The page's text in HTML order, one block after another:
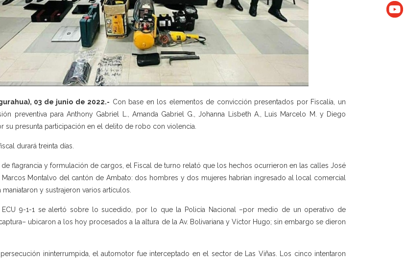
03 de junio de 2022.- Con base en los elementos de convicción presentados por Fiscalía, un
preventiva para Anthony Gabriel L., Amanda Gabriel G., Johanna Lisbeth A., Luis Marcelo M. y Diego
su presunta participación en el delito de robo con violencia.
durará treinta días.
de flagrancia y formulación de cargos, el Fiscal de turno relató que los hechos ocurrieron en las calles José
Marcos Montalvo del cantón de Ambato: dos hombres y dos mujeres habrían ingresado al local comercial
maniataron y sustrajeron varios artículos.
9-1-1 se alertó sobre lo sucedido, por lo que la Policía Nacional –por medio de un operativo de
ubicaron a los hoy procesados a la altura de la Av. Bolivariana y Víctor Hugo; sin embargo se dieron
persecución ininterrumpida, el automotor fue interceptado en el sector de Las Viñas. Los cinco intentaron